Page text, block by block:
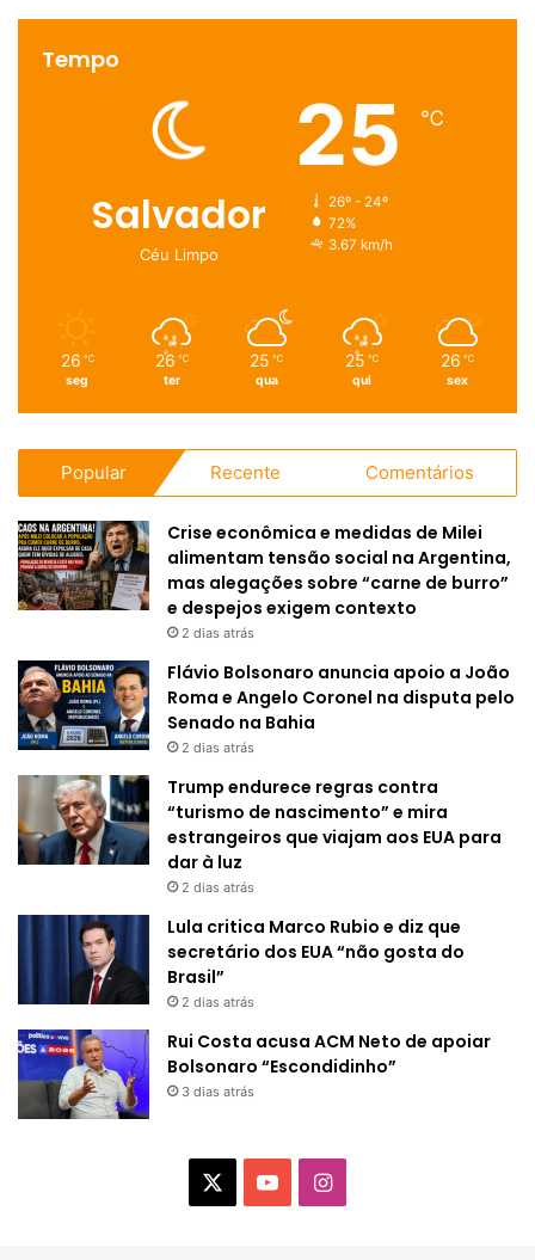
Tempo
Salvador
Céu Limpo
25 ℃
26º - 24º
72%
3.67 km/h
26 ℃
seg
26 ℃
ter
25 ℃
qua
25 ℃
qui
26 ℃
sex
Popular Recente Comentários
Crise econômica e medidas de Milei
alimentam tensão social na Argentina,
mas alegações sobre “carne de burro”
e despejos exigem contexto
2 dias atrás
Flávio Bolsonaro anuncia apoio a João
Roma e Angelo Coronel na disputa pelo
Senado na Bahia
2 dias atrás
Trump endurece regras contra
“turismo de nascimento” e mira
estrangeiros que viajam aos EUA para
dar à luz
2 dias atrás
Lula critica Marco Rubio e diz que
secretário dos EUA “não gosta do
Brasil”
2 dias atrás
Rui Costa acusa ACM Neto de apoiar
Bolsonaro “Escondidinho”
3 dias atrás
I